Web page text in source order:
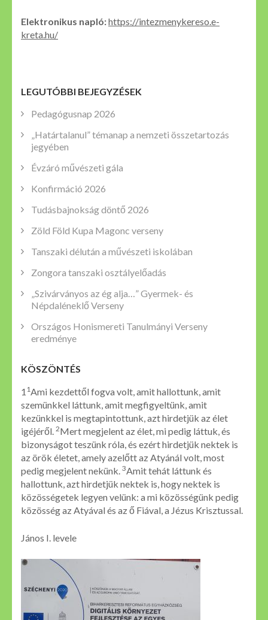
Elektronikus napló:https://intezmenykereso.e-
kreta.hu/
LEGUTÓBBI BEJEGYZÉSEK
Pedagógusnap 2026
„Határtalanul” témanap a nemzeti összetartozás
jegyében
Évzáró művészeti gála
Konfirmáció 2026
Tudásbajnokság döntő 2026
Zöld Föld Kupa Magonc verseny
Tanszaki délután a művészeti iskolában
Zongora tanszaki osztályelőadás
„Szivárványos az ég alja…” Gyermek- és
Népdaléneklő Verseny
Országos Honismereti Tanulmányi Verseny
eredménye
KÖSZÖNTÉS
1 1Ami kezdettől fogva volt, amit hallottunk, amit
szemünkkel láttunk, amit megfigyeltünk, amit
kezünkkel is megtapintottunk, azt hirdetjük az élet
igéjéről. 2Mert megjelent az élet, mi pedig láttuk, és
bizonyságot teszünk róla, és ezért hirdetjük nektek is
az örök életet, amely azelőtt az Atyánál volt, most
pedig megjelent nekünk. 3Amit tehát láttunk és
hallottunk, azt hirdetjük nektek is, hogy nektek is
közösségetek legyen velünk: a mi közösségünk pedig
közösség az Atyával és az ő Fiával, a Jézus Krisztussal.
János I. levele